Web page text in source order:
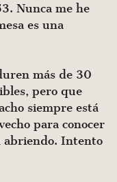
Nunca me he
es una
más de 30
pero que
siempre está
para conocer
abriendo. Intento